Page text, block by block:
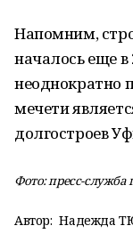
Напомним,
началось еще в
неоднократно
мечети
долгостроев
Фото: пресс-служба
Автор: Надежда